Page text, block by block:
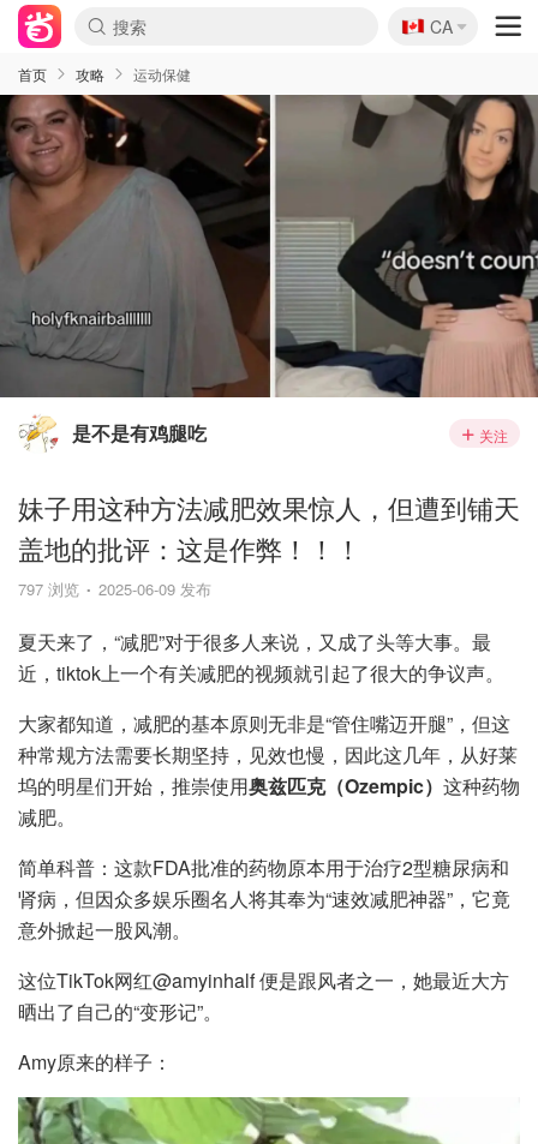
🇨🇦
CA
首页 攻略 运动保健
是不是有鸡腿吃 关注
妹子用这种方法减肥效果惊人，但遭到铺天
盖地的批评：这是作弊！！！
797 浏览 2025-06-09 发布
夏天来了，“减肥”对于很多人来说，又成了头等大事。最
近，tiktok上一个有关减肥的视频就引起了很大的争议声。
大家都知道，减肥的基本原则无非是“管住嘴迈开腿”，但这
种常规方法需要长期坚持，见效也慢，因此这几年，从好莱
坞的明星们开始，推崇使用奥兹匹克（Ozempic） 这种药物
减肥。
简单科普：这款FDA批准的药物原本用于治疗2型糖尿病和
肾病，但因众多娱乐圈名人将其奉为“速效减肥神器”，它竟
意外掀起一股风潮。
这位TikTok网红@amyinhalf 便是跟风者之一，她最近大方
晒出了自己的“变形记”。
Amy原来的样子：